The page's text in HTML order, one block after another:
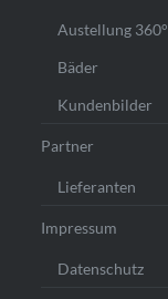
Austellung 360°
Bäder
Kundenbilder
Partner
Lieferanten
Impressum
Datenschutz